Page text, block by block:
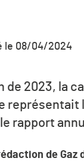
le 08/04/2024
de 2023, la
représentait
rapport
de Gaz